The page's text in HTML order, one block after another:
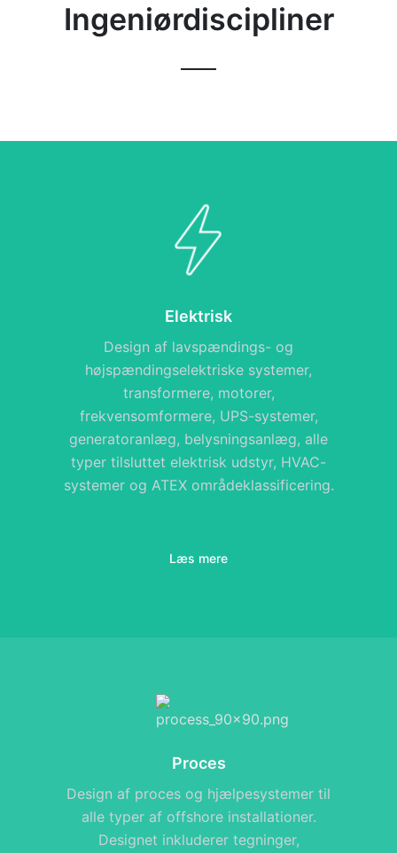
Ingeniørdiscipliner
Elektrisk
Design af lavspændings- og
højspændingselektriske systemer,
transformere, motorer,
frekvensomformere, UPS-systemer,
generatoranlæg, belysningsanlæg, alle
typer tilsluttet elektrisk udstyr, HVAC-
systemer og ATEX områdeklassificering.
Læs mere
Proces
Design af proces og hjælpesystemer til
alle typer af offshore installationer.
Designet inkluderer tegninger,